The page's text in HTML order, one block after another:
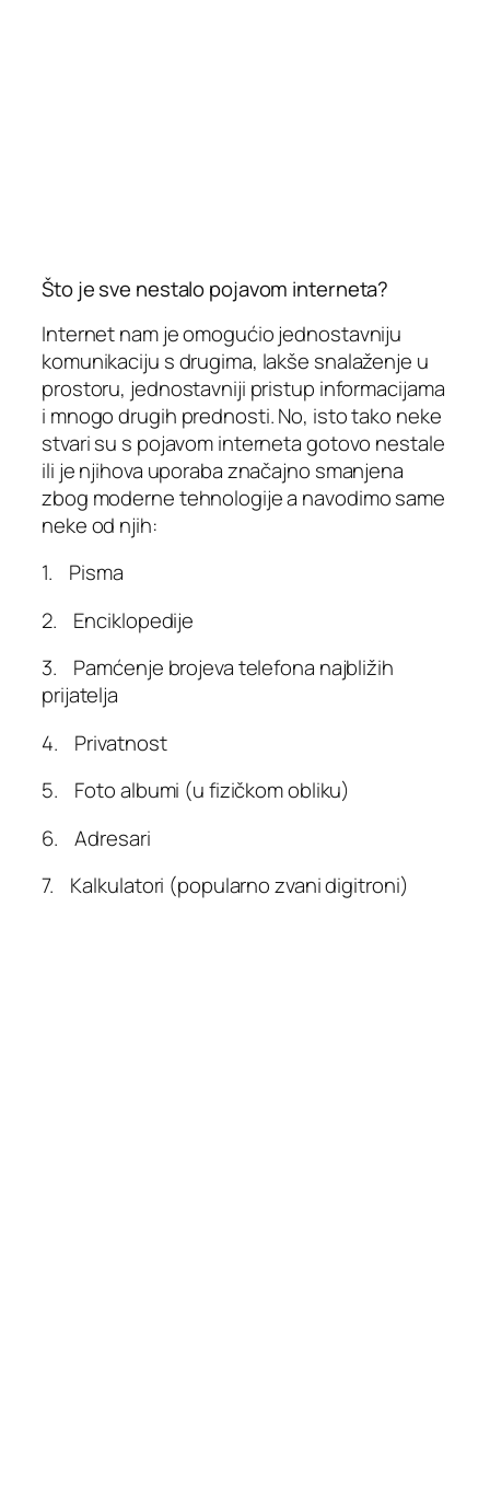
Što je sve nestalo pojavom interneta?
Internet nam je omogućio jednostavniju
komunikaciju s drugima, lakše snalaženje u
prostoru, jednostavniji pristup informacijama
i mnogo drugih prednosti. No, isto tako neke
stvari su s pojavom interneta gotovo nestale
ili je njihova uporaba značajno smanjena
zbog moderne tehnologije a navodimo same
neke od njih:
1. Pisma
2. Enciklopedije
3. Pamćenje brojeva telefona najbližih
prijatelja
4. Privatnost
5. Foto albumi (u fizičkom obliku)
6. Adresari
7. Kalkulatori (popularno zvani digitroni)